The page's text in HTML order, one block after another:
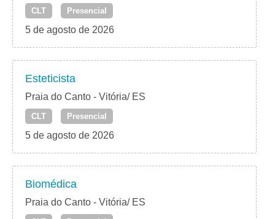
CLT Presencial
5 de agosto de 2026
Esteticista
Praia do Canto - Vitória/ ES
CLT Presencial
5 de agosto de 2026
Biomédica
Praia do Canto - Vitória/ ES